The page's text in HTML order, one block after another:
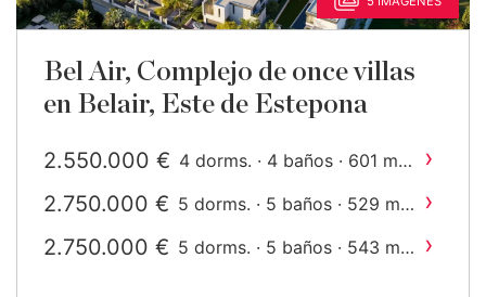
Bel Air, Complejo de once villas
en Belair, Este de Estepona
2.550.000 € 4 dorms. · 4 baños · 601 m ›
2.750.000 € 5 dorms. · 5 baños · 529 m ›
2.750.000 € 5 dorms. · 5 baños · 543 m ›